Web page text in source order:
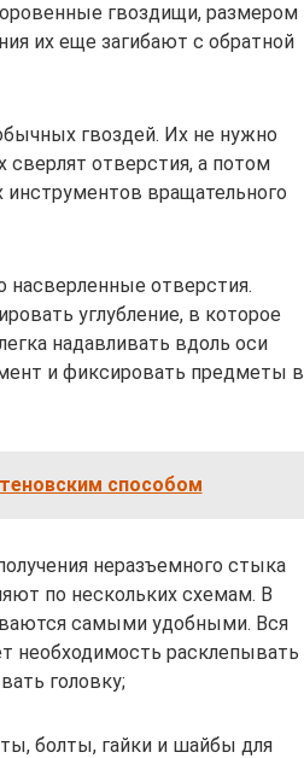
гвоздищи, размером
их еще загибают с обратной
гвоздей. Их не нужно
сверлят отверстия, а потом
вращательного
отверстия.
углубление, в которое
надавливать вдоль оси
и фиксировать предметы в
способом
неразъемного стыка
по нескольких схемам. В
самыми удобными. Вся
необходимость расклепывать
головку;
болты, гайки и шайбы для